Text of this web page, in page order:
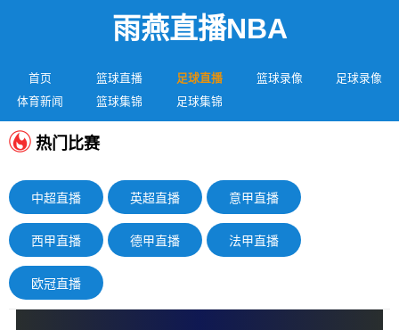
雨燕直播NBA
首页 篮球直播 足球直播 篮球录像
足球录像
体育新闻
篮球集锦 足球集锦
热门比赛
中超直播 英超直播 意甲直播
西甲直播 德甲直播 法甲直播
欧冠直播